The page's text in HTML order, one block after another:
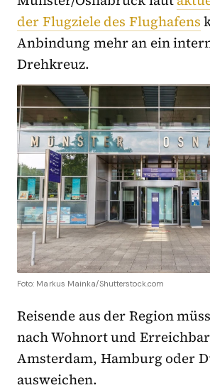
der Flugziele des Flughafens
Anbindung mehr an ein
Drehkreuz.
Foto: Markus Mainka/Shutterstock.com
Reisende aus der Region
nach Wohnort und
Amsterdam, Hamburg oder
ausweichen.